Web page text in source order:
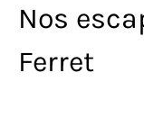
Nos
Ferret